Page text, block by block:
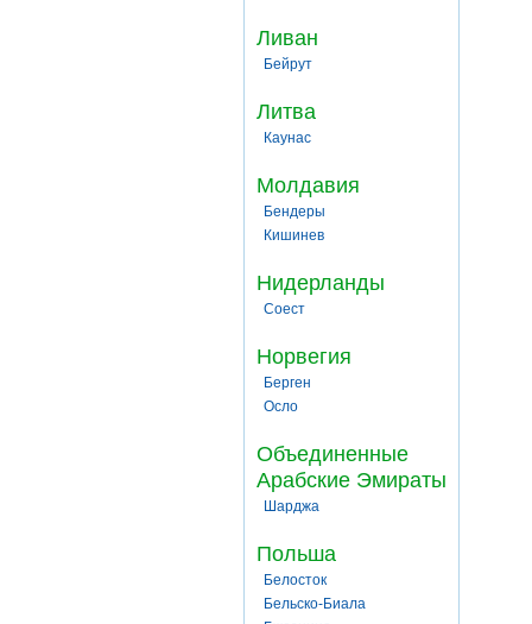
Ливан
Бейрут
Литва
Каунас
Молдавия
Бендеры
Кишинев
Нидерланды
Соест
Норвегия
Берген
Осло
Объединенные
Арабские Эмираты
Шарджа
Польша
Белосток
Бельско-Биала